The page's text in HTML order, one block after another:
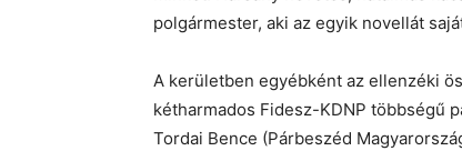
polgármester, aki az egyik novellát
A kerületben egyébként az ellenzéki
kétharmados Fidesz-KDNP többségű
Tordai Bence (Párbeszéd